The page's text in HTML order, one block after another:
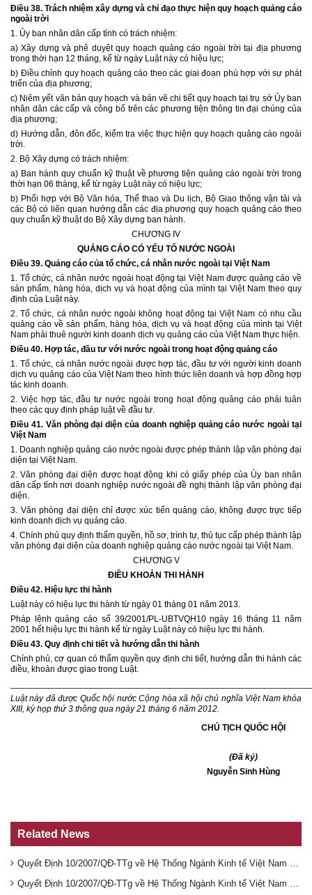
Điều 38. Trách nhiệm xây dựng và chỉ đạo thực hiện quy hoạch quảng cáo
ngoài trời
1. Ủy ban nhân dân cấp tỉnh có trách nhiệm:
a) Xây dựng và phê duyệt quy hoạch quảng cáo ngoài trời tại địa phương
trong thời hạn 12 tháng, kể từ ngày Luật này có hiệu lực;
b) Điều chỉnh quy hoạch quảng cáo theo các giai đoạn phù hợp với sự phát
triển của địa phương;
c) Niêm yết văn bản quy hoạch và bản vẽ chi tiết quy hoạch tại trụ sở Ủy ban
nhân dân các cấp và công bố trên các phương tiện thông tin đại chúng của
địa phương;
d) Hướng dẫn, đôn đốc, kiểm tra việc thực hiện quy hoạch quảng cáo ngoài
trời.
2. Bộ Xây dựng có trách nhiệm:
a) Ban hành quy chuẩn kỹ thuật về phương tiện quảng cáo ngoài trời trong
thời hạn 06 tháng, kể từ ngày Luật này có hiệu lực;
b) Phối hợp với Bộ Văn hóa, Thể thao và Du lịch, Bộ Giao thông vận tải và
các Bộ có liên quan hướng dẫn các địa phương quy hoạch quảng cáo theo
quy chuẩn kỹ thuật do Bộ Xây dựng ban hành.
CHƯƠNG IV
QUẢNG CÁO CÓ YẾU TỐ NƯỚC NGOÀI
Điều 39. Quảng cáo của tổ chức, cá nhân nước ngoài tại Việt Nam
1. Tổ chức, cá nhân nước ngoài hoạt động tại Việt Nam được quảng cáo về
sản phẩm, hàng hóa, dịch vụ và hoạt động của mình tại Việt Nam theo quy
định của Luật này.
2. Tổ chức, cá nhân nước ngoài không hoạt động tại Việt Nam có nhu cầu
quảng cáo về sản phẩm, hàng hóa, dịch vụ và hoạt động của mình tại Việt
Nam phải thuê người kinh doanh dịch vụ quảng cáo của Việt Nam thực hiện.
Điều 40. Hợp tác, đầu tư với nước ngoài trong hoạt động quảng cáo
1. Tổ chức, cá nhân nước ngoài được hợp tác, đầu tư với người kinh doanh
dịch vụ quảng cáo của Việt Nam theo hình thức liên doanh và hợp đồng hợp
tác kinh doanh.
2. Việc hợp tác, đầu tư nước ngoài trong hoạt động quảng cáo phải tuân
theo các quy định pháp luật về đầu tư.
Điều 41. Văn phòng đại diện của doanh nghiệp quảng cáo nước ngoài tại
Việt Nam
1. Doanh nghiệp quảng cáo nước ngoài được phép thành lập văn phòng đại
diện tại Việt Nam.
2. Văn phòng đại diện được hoạt động khi có giấy phép của Ủy ban nhân
dân cấp tỉnh nơi doanh nghiệp nước ngoài đề nghị thành lập văn phòng đại
diện.
3. Văn phòng đại diện chỉ được xúc tiến quảng cáo, không được trực tiếp
kinh doanh dịch vụ quảng cáo.
4. Chính phủ quy định thẩm quyền, hồ sơ, trình tự, thủ tục cấp phép thành lập
văn phòng đại diện của doanh nghiệp quảng cáo nước ngoài tại Việt Nam.
CHƯƠNG V
ĐIỀU KHOẢN THI HÀNH
Điều 42. Hiệu lực thi hành
Luật này có hiệu lực thi hành từ ngày 01 tháng 01 năm 2013.
Pháp lệnh quảng cáo số 39/2001/PL-UBTVQH10 ngày 16 tháng 11 năm
2001 hết hiệu lực thi hành kể từ ngày Luật này có hiệu lực thi hành.
Điều 43. Quy định chi tiết và hướng dẫn thi hành
Chính phủ, cơ quan có thẩm quyền quy định chi tiết, hướng dẫn thi hành các
điều, khoản được giao trong Luật.
Luật này đã được Quốc hội nước Cộng hòa xã hội chủ nghĩa Việt Nam khóa
XIII, kỳ họp thứ 3 thông qua ngày 21 tháng 6 năm 2012.
CHỦ TỊCH QUỐC HỘI
(Đã ký)
Nguyễn Sinh Hùng
Related News
Quyết Định 10/2007/QĐ-TTg về Hệ Thống Ngành Kinh tế Việt Nam Phần 2
Quyết Định 10/2007/QĐ-TTg về Hệ Thống Ngành Kinh tế Việt Nam Phần 1